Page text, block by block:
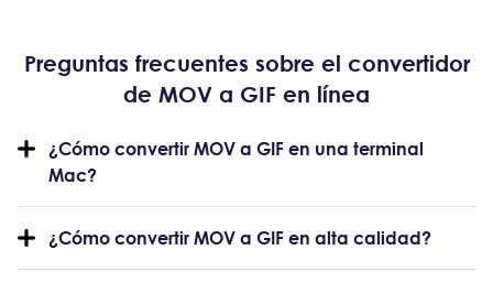
Preguntas frecuentes sobre el convertidor
de MOV a GIF en línea
¿Cómo convertir MOV a GIF en una terminal
Mac?
¿Cómo convertir MOV a GIF en alta calidad?